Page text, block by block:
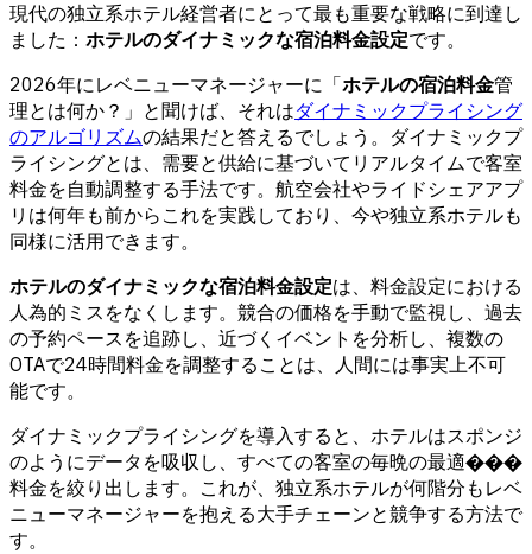
現代の独立系ホテル経営者にとって最も重要な戦略に到達し
ました： ホテルのダイナミックな宿泊料金設定です。
2026年にレベニューマネージャーに「ホテルの宿泊料金管
理とは何か？」と聞けば、それはダイナミックプライシング
のアルゴリズムの結果だと答えるでしょう。ダイナミックプ
ライシングとは、需要と供給に基づいてリアルタイムで客室
料金を自動調整する手法です。航空会社やライドシェアアプ
リは何年も前からこれを実践しており、今や独立系ホテルも
同様に活用できます。
ホテルのダイナミックな宿泊料金設定は、料金設定における
人為的ミスをなくします。競合の価格を手動で監視し、過去
の予約ペースを追跡し、近づくイベントを分析し、複数の
OTAで24時間料金を調整することは、人間には事実上不可
能です。
ダイナミックプライシングを導入すると、ホテルはスポンジ
のようにデータを吸収し、すべての客室の毎晩の最適���
料金を絞り出します。これが、独立系ホテルが何階分もレベ
ニューマネージャーを抱える大手チェーンと競争する方法で
す。